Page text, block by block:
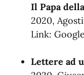
Il Papa
2020,
Link:
Lettere ad